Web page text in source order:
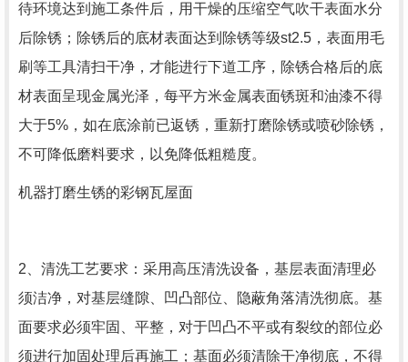
待环境达到施工条件后，用干燥的压缩空气吹干表面水分
后除锈；除锈后的底材表面达到除锈等级st2.5，表面用毛
刷等工具清扫干净，才能进行下道工序，除锈合格后的底
材表面呈现金属光泽，每平方米金属表面锈斑和油漆不得
大于5%，如在底涂前已返锈，重新打磨除锈或喷砂除锈，
不可降低磨料要求，以免降低粗糙度。
机器打磨生锈的彩钢瓦屋面
2、清洗工艺要求：采用高压清洗设备，基层表面清理必
须洁净，对基层缝隙、凹凸部位、隐蔽角落清洗彻底。基
面要求必须牢固、平整，对于凹凸不平或有裂纹的部位必
须进行加固处理后再施工；基面必须清除干净彻底，不得